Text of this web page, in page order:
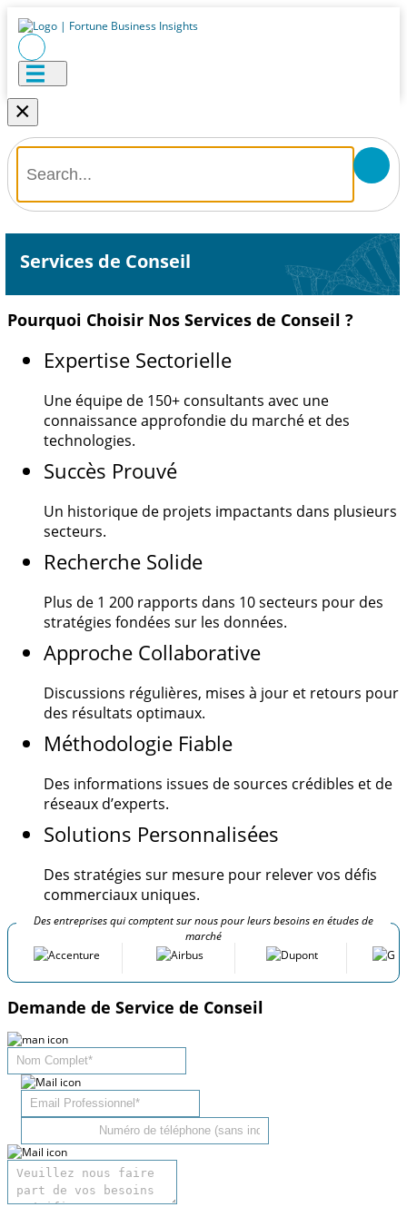
×
Services de Conseil
Pourquoi Choisir Nos Services de Conseil ?
Expertise Sectorielle
Une équipe de 150+ consultants avec une
connaissance approfondie du marché et des
technologies.
Succès Prouvé
Un historique de projets impactants dans plusieurs
secteurs.
Recherche Solide
Plus de 1 200 rapports dans 10 secteurs pour des
stratégies fondées sur les données.
Approche Collaborative
Discussions régulières, mises à jour et retours pour
des résultats optimaux.
Méthodologie Fiable
Des informations issues de sources crédibles et de
réseaux d’experts.
Solutions Personnalisées
Des stratégies sur mesure pour relever vos défis
commerciaux uniques.
Des entreprises qui comptent sur nous pour leurs besoins en études de
marché
Demande de Service de Conseil